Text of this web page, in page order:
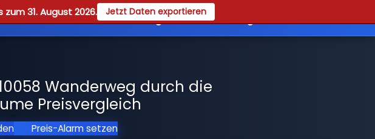
31. August 2026. Jetzt Daten exportieren
Reviews Guides Registrieren
Wanderweg durch die
Preisvergleich
Preis-Alarm setzen